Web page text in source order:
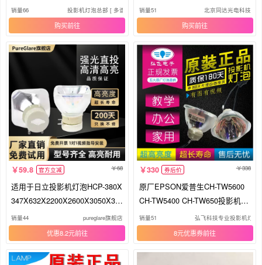
X/3560X/3580X/3600X/3650X投
影机仪灯泡(铁网)
销量66 投影机灯泡总部 [ 多谱森1号店 ]
购买
影机灯泡
销量51 北京同达光电科技
购买
59.8 官方立减 68
适用于日立投影机灯泡HCP-380X
347X632X2200X2600X3050X35
80XX3010D330XQ51Q66Q70Q8
6K29EK36投影仪灯泡
销量44 pureglare旗舰店
优惠8.2元
330 券后价 338
原厂EPSON爱普生CH-TW5600
CH-TW5400 CH-TW650投影机灯
泡ELPLP96
销量51 弘飞科技专业投影机灯泡
8元优惠券